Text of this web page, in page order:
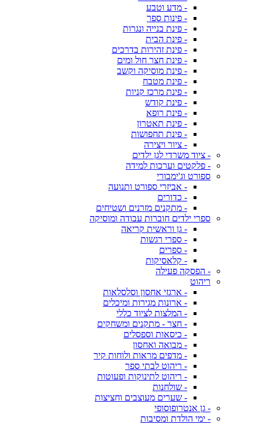
- מדע וטבע
- פינות ספר
- פינת בנייה ונגרות
- פינת הבית
- פינת זהירות בדרכים
- פינת חצר חול ומים
- פינת מוסיקה וקשב
- פינת מטבח
- פינת מרכז קניות
- פינת קודש
- פינת רופא
- פינת תאטרון
- פינת תחפושות
- ציור ויצירה
- ציוד משרדי לגן ילדים
- פלקטים וערכות למידה
ספורט וג'ימבורי
- אביזרי ספורט ותנועה
- כדורים
- מתקנים מזרנים ושטיחים
ספרי ילדים חוברות עבודה ומוסיקה
- גן וראשית קריאה
- ספרי רגשות
- ספרים
- קלאסיקות
- הפסקה פעילה
ריהוט
- ארגזי אחסון וסלסלאות
- ארונות מגירות ומיכלים
- המלצות לציוד כללי
- חצר - מתקנים ומשחקים
- כיסאות וספסלים
- מבואה ואחסון
- מדפים מראות ולוחות קיר
- ריהוט לבתי ספר
- ריהוט לתינוקות ופעוטות
- שולחנות
- שערים מעוצבים וחציצות
- גן אנטרופוסופי
- ימי הולדת ומסיבות